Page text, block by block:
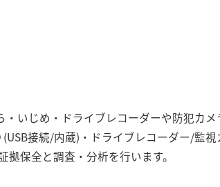
いじめ・ドライブレコーダーや防犯カ
接続/内蔵)・ドライブレコーダー/監
保全と調査・分析を行います。